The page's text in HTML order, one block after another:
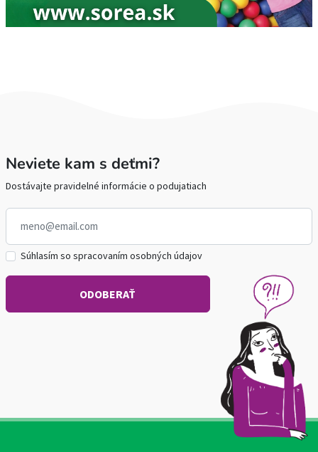
Neviete kam s deťmi?
Dostávajte pravidelné informácie o podujatiach
Súhlasím so spracovaním osobných údajov